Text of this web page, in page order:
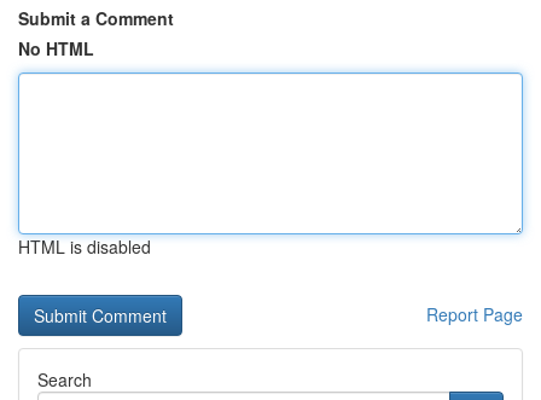
Submit a Comment
No HTML
HTML is disabled
Report Page
Search